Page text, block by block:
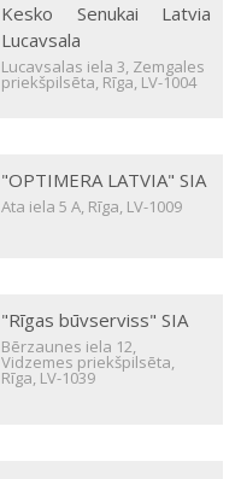
Kesko Senukai Latvia
Lucavsala
Lucavsalas iela 3, Zemgales
priekšpilsēta, Rīga, LV-1004
"OPTIMERA LATVIA" SIA
Ata iela 5 A, Rīga, LV-1009
"Rīgas būvserviss" SIA
Bērzaunes iela 12,
Vidzemes priekšpilsēta,
Rīga, LV-1039